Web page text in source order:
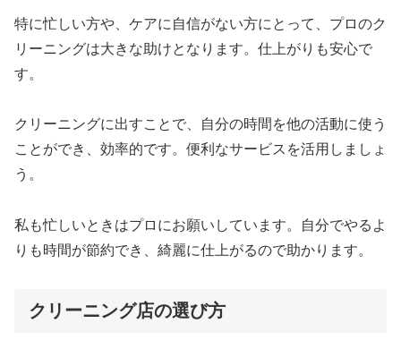
特に忙しい方や、ケアに自信がない方にとって、プロのク
リーニングは大きな助けとなります。仕上がりも安心で
す。
クリーニングに出すことで、自分の時間を他の活動に使う
ことができ、効率的です。便利なサービスを活用しましょ
う。
私も忙しいときはプロにお願いしています。自分でやるよ
りも時間が節約でき、綺麗に仕上がるので助かります。
クリーニング店の選び方